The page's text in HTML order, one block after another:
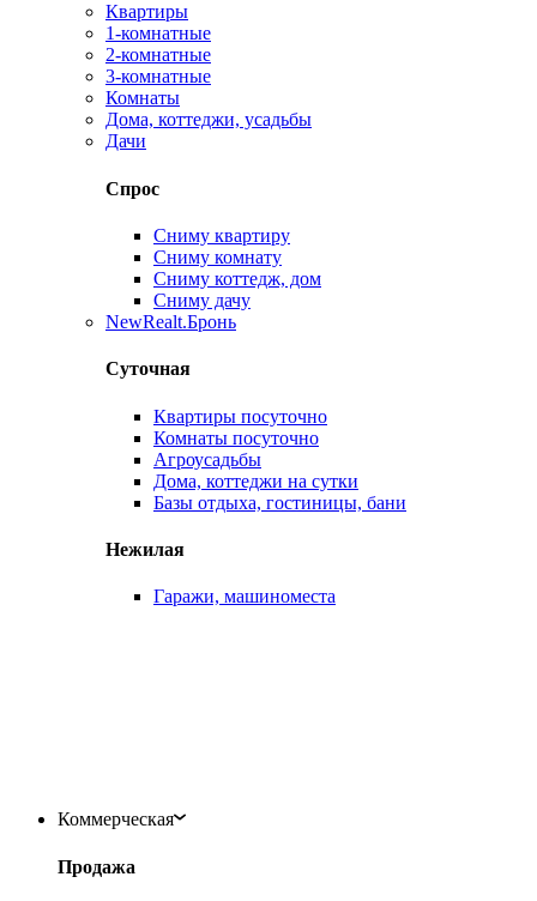
Квартиры
1-комнатные
2-комнатные
3-комнатные
Комнаты
Дома, коттеджи, усадьбы
Дачи
Спрос
Сниму квартиру
Сниму комнату
Сниму коттедж, дом
Сниму дачу
NewRealt.Бронь
Суточная
Квартиры посуточно
Комнаты посуточно
Агроусадьбы
Дома, коттеджи на сутки
Базы отдыха, гостиницы, бани
Нежилая
Гаражи, машиноместа
Коммерческая
Продажа